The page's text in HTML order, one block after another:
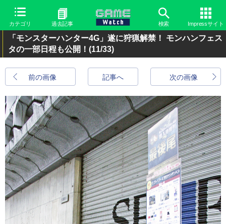
カテゴリ 過去記事 検索 Impressサイト
「モンスターハンター4G」遂に狩猟解禁！ モンハンフェス
タの一部日程も公開！ (11/33)
前の画像 次の画像
記事へ